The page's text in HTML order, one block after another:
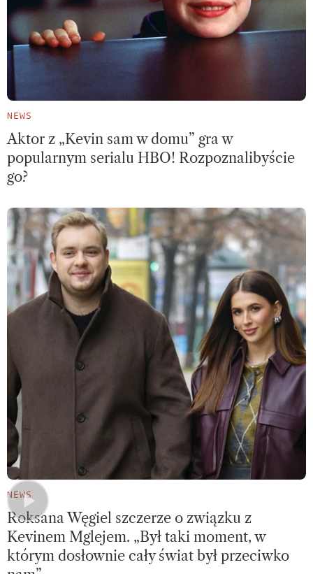
NEWS
Aktor z „Kevin sam w domu” gra w
popularnym serialu HBO! Rozpoznalibyście
go?
NEWS
Roksana Węgiel szczerze o związku z
Kevinem Mglejem. „Był taki moment, w
którym dosłownie cały świat był przeciwko